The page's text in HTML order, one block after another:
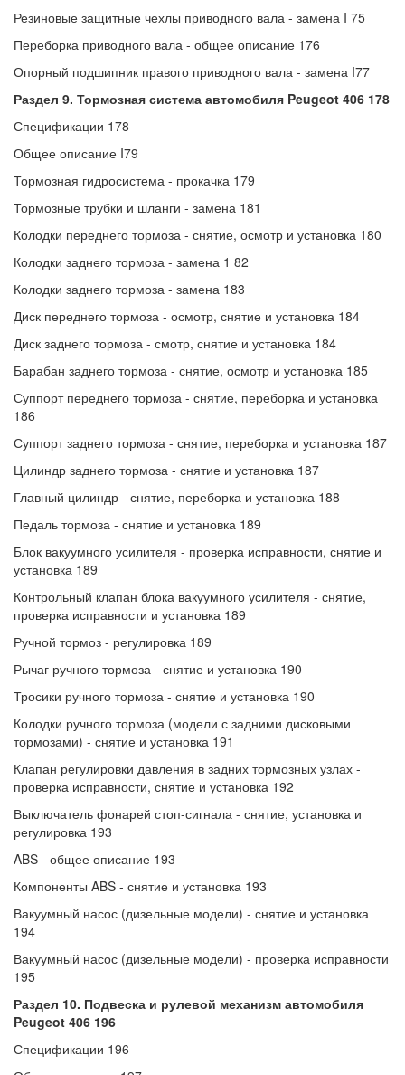
Резиновые защитные чехлы приводного вала - замена I 75
Переборка приводного вала - общее описание 176
Опорный подшипник правого приводного вала - замена I77
Раздел 9. Тормозная система автомобиля Peugeot 406 178
Спецификации 178
Общее описание I79
Тормозная гидросистема - прокачка 179
Тормозные трубки и шланги - замена 181
Колодки переднего тормоза - снятие, осмотр и установка 180
Колодки заднего тормоза - замена 1 82
Колодки заднего тормоза - замена 183
Диск переднего тормоза - осмотр, снятие и установка 184
Диск заднего тормоза - смотр, снятие и установка 184
Барабан заднего тормоза - снятие, осмотр и установка 185
Суппорт переднего тормоза - снятие, переборка и установка
186
Суппорт заднего тормоза - снятие, переборка и установка 187
Цилиндр заднего тормоза - снятие и установка 187
Главный цилиндр - снятие, переборка и установка 188
Педаль тормоза - снятие и установка 189
Блок вакуумного усилителя - проверка исправности, снятие и
установка 189
Контрольный клапан блока вакуумного усилителя - снятие,
проверка исправности и установка 189
Ручной тормоз - регулировка 189
Рычаг ручного тормоза - снятие и установка 190
Тросики ручного тормоза - снятие и установка 190
Колодки ручного тормоза (модели с задними дисковыми
тормозами) - снятие и установка 191
Клапан регулировки давления в задних тормозных узлах -
проверка исправности, снятие и установка 192
Выключатель фонарей стоп-сигнала - снятие, установка и
регулировка 193
ABS - общее описание 193
Компоненты ABS - снятие и установка 193
Вакуумный насос (дизельные модели) - снятие и установка
194
Вакуумный насос (дизельные модели) - проверка исправности
195
Раздел 10. Подвеска и рулевой механизм автомобиля
Peugeot 406 196
Спецификации 196